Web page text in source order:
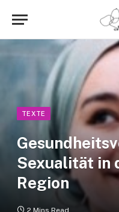
TEXTE
Sexualität in
Region
2 Mins Read